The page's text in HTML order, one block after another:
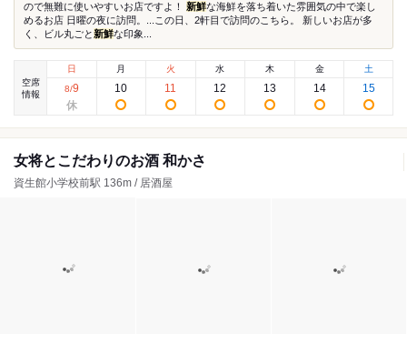
ので無難に使いやすいお店ですよ！ 新鮮な海鮮を落ち着いた雰囲気の中で楽し
めるお店 日曜の夜に訪問。...この日、2軒目で訪問のこちら。 新しいお店が多
く、ビル丸ごと新鮮な印象...
空席
情報
日
8/9
月
10
火
11
水
12
木
13
金
14
土
15
女将とこだわりのお酒 和かさ
資生館小学校前駅 136m / 居酒屋